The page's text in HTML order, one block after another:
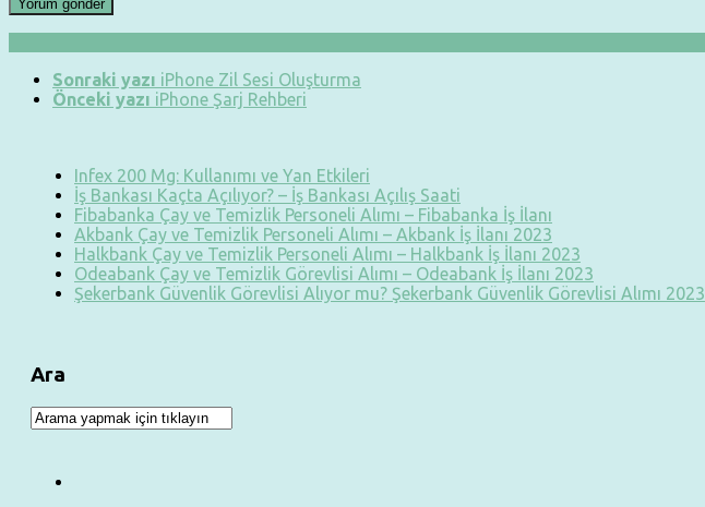
Sonraki yazı iPhone Zil Sesi Oluşturma
Önceki yazı iPhone Şarj Rehberi
Infex 200 Mg: Kullanımı ve Yan Etkileri
İş Bankası Kaçta Açılıyor? – İş Bankası Açılış Saati
Fibabanka Çay ve Temizlik Personeli Alımı – Fibabanka İş İlanı
Akbank Çay ve Temizlik Personeli Alımı – Akbank İş İlanı 2023
Halkbank Çay ve Temizlik Personeli Alımı – Halkbank İş İlanı 2023
Odeabank Çay ve Temizlik Görevlisi Alımı – Odeabank İş İlanı 2023
Şekerbank Güvenlik Görevlisi Alıyor mu? Şekerbank Güvenlik Görevlisi Alımı 2023
Ara